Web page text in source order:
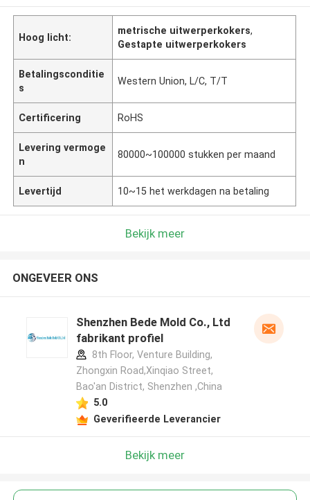
Hoog licht:
metrische uitwerperkokers,
Gestapte uitwerperkokers
Betalingsconditie
s
Western Union, L/C, T/T
Certificering RoHS
Levering vermoge
n
80000~100000 stukken per maand
Levertijd 10~15 het werkdagen na betaling
Bekijk meer
ONGEVEER ONS
Shenzhen Bede Mold Co., Ltd
fabrikant profiel
8th Floor, Venture Building,
Zhongxin Road,Xinqiao Street,
Bao'an District, Shenzhen ,China
5.0
Geverifieerde Leverancier
Bekijk meer